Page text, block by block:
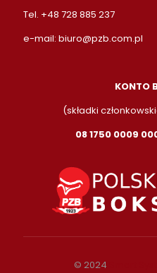
Tel. +48 728 885 237
e-mail: biuro@pzb.com.pl
KONTO
(składki
08 1750 0009
© 2024